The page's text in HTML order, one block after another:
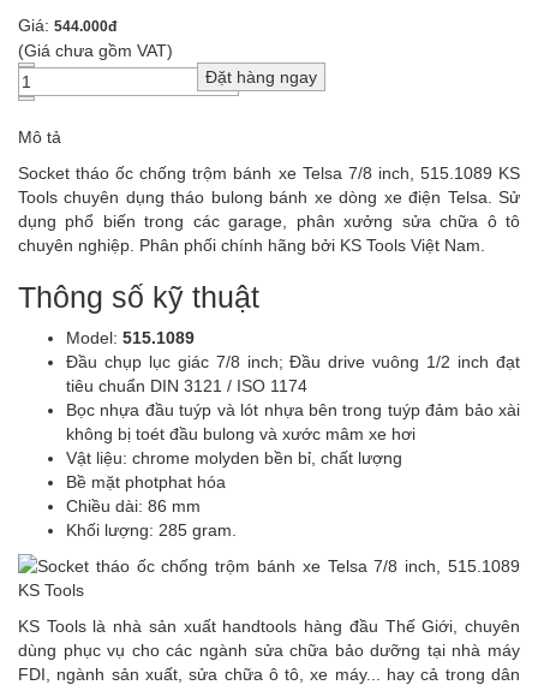
Giá: 544.000đ
(Giá chưa gồm VAT)
Mô tả
Socket tháo ốc chống trộm bánh xe Telsa 7/8 inch, 515.1089 KS
Tools chuyên dụng tháo bulong bánh xe dòng xe điện Telsa. Sử
dụng phổ biến trong các garage, phân xưởng sửa chữa ô tô
chuyên nghiệp. Phân phối chính hãng bởi KS Tools Việt Nam.
Thông số kỹ thuật
Model: 515.1089
Đầu chụp lục giác 7/8 inch; Đầu drive vuông 1/2 inch đạt
tiêu chuẩn DIN 3121 / ISO 1174
Bọc nhựa đầu tuýp và lót nhựa bên trong tuýp đảm bảo xài
không bị toét đầu bulong và xước mâm xe hơi
Vật liệu: chrome molyden bền bỉ, chất lượng
Bề mặt photphat hóa
Chiều dài: 86 mm
Khối lượng: 285 gram.
KS Tools là nhà sản xuất handtools hàng đầu Thế Giới, chuyên
dùng phục vụ cho các ngành sửa chữa bảo dưỡng tại nhà máy
FDI, ngành sản xuất, sửa chữa ô tô, xe máy... hay cả trong dân